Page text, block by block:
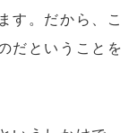
す。だから、こ
だということを